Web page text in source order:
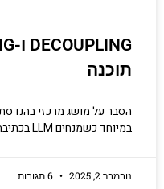
תוכנה
הסבר על מושג מרכזי
במיוחד כשמנחים LLM בכתיבת קוד.
נובמבר 2, 2025